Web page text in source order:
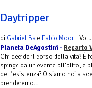
Daytripper
di Gabriel Ba e Fabio Moon |
Planeta DeAgostini - Reparto
Chi decide il corso della vita? È
spinge da un evento all’altro, e
dell’esistenza? O siamo noi a
prenderemo...